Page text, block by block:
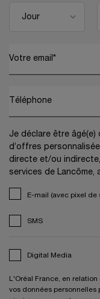
Votre email *
Téléphone
Je déclare être
d’offres
directe et/ou
services de Lancôme,
E-mail (avec pixel de
SMS
Digital Media
L'Oréal France, en
vos données personnelles